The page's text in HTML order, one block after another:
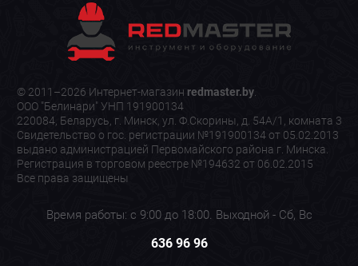
© 2011–2026 Интернет-магазин redmaster.by.
ООО "Белинари" УНП 191900134
220084, Беларусь, г. Минск, ул. Ф.Скорины, д. 54А/1, комната 3
Свидетельство о гос. регистрации №191900134 от 05.02.2013
выдано администрацией Первомайского района г. Минска.
Регистрация в торговом реестре №194632 от 06.02.2015
Все права защищены
Время работы: с 9:00 до 18:00. Выходной - Сб, Вс
636 96 96